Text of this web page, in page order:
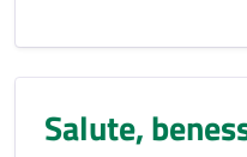
Salute,